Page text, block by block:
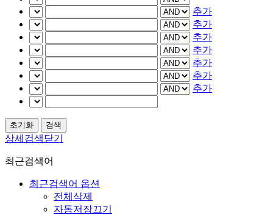
추가
추가
추가
추가
추가
추가
추가
상세검색닫기
최근검색어
최근검색어 옵션
전체삭제
자동저장끄기